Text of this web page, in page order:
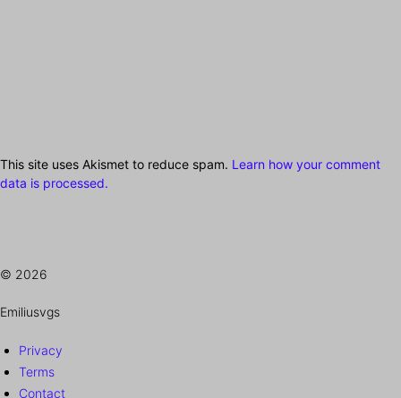
This site uses Akismet to reduce spam. Learn how your comment
data is processed.
© 2026
Emiliusvgs
Privacy
Terms
Contact